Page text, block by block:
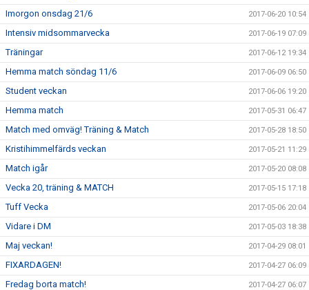
Imorgon onsdag 21/6 2017-06-20 10:54
Intensiv midsommarvecka 2017-06-19 07:09
Träningar 2017-06-12 19:34
Hemma match söndag 11/6 2017-06-09 06:50
Student veckan 2017-06-06 19:20
Hemma match 2017-05-31 06:47
Match med omväg! Träning & Match 2017-05-28 18:50
Kristihimmelfärds veckan 2017-05-21 11:29
Match igår 2017-05-20 08:08
Vecka 20, träning & MATCH 2017-05-15 17:18
Tuff Vecka 2017-05-06 20:04
Vidare i DM 2017-05-03 18:38
Maj veckan! 2017-04-29 08:01
FIXARDAGEN! 2017-04-27 06:09
Fredag borta match! 2017-04-27 06:07